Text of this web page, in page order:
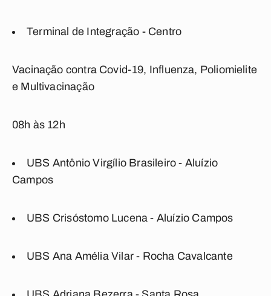
Terminal de Integração - Centro
Vacinação contra Covid-19, Influenza, Poliomielite
e Multivacinação
08h às 12h
UBS Antônio Virgílio Brasileiro - Aluízio
Campos
UBS Crisóstomo Lucena - Aluízio Campos
UBS Ana Amélia Vilar - Rocha Cavalcante